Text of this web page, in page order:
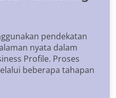
pendekatan
nyata dalam
Profile. Proses
beberapa tahapan